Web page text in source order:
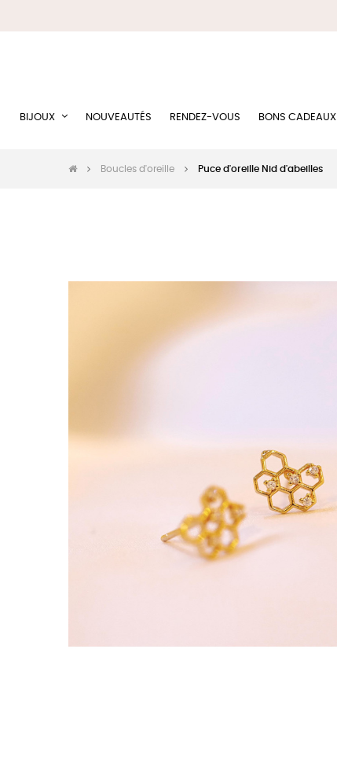
BIJOUX NOUVEAUTÉS RENDEZ-VOUS BONS CADEAUX
Boucles d'oreille Puce d'oreille Nid d'abeilles